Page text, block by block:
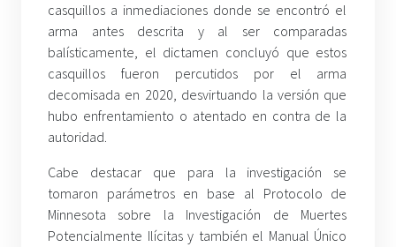
casquillos a inmediaciones donde se encontró el
arma antes descrita y al ser comparadas
balísticamente, el dictamen concluyó que estos
casquillos fueron percutidos por el arma
decomisada en 2020, desvirtuando la versión que
hubo enfrentamiento o atentado en contra de la
autoridad.
Cabe destacar que para la investigación se
tomaron parámetros en base al Protocolo de
Minnesota sobre la Investigación de Muertes
Potencialmente Ilícitas y también el Manual Único